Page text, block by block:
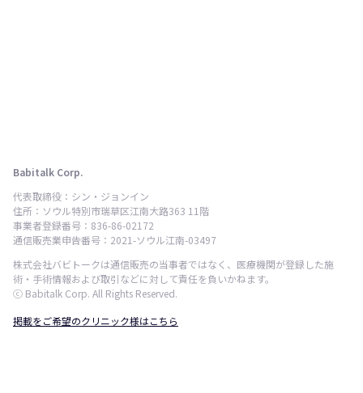
Babitalk Corp.
代表取締役：シン・ジョンイン
住所：ソウル特別市瑞草区江南大路363 11階
事業者登録番号：836-86-02172
通信販売業申告番号：2021-ソウル江南-03497
株式会社バビトークは通信販売の当事者ではなく、医療機関が登録した施
術・手術情報および取引などに対して責任を負いかねます。
ⓒ Babitalk Corp. All Rights Reserved.
掲載をご希望のクリニック様はこちら